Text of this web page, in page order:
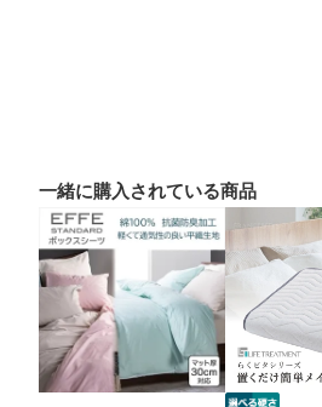
一緒に購入されている商品